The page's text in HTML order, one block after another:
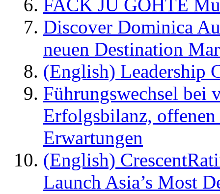
FACK JU GÖHTE
Discover Dominica
neuen Destination
(English) Leadership
Führungswechsel bei
Erfolgsbilanz,
Erwartungen
(English)
Launch Asia’s Most